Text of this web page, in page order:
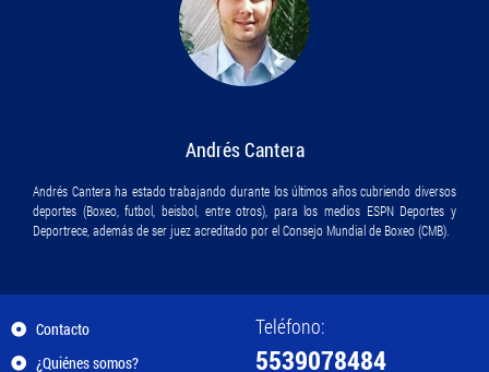
Andrés Cantera
Andrés Cantera ha estado trabajando durante los últimos años cubriendo diversos
deportes (Boxeo, futbol, beisbol, entre otros), para los medios ESPN Deportes y
Deportrece, además de ser juez acreditado por el Consejo Mundial de Boxeo (CMB).
Contacto
¿Quiénes somos?
Teléfono:
5539078484